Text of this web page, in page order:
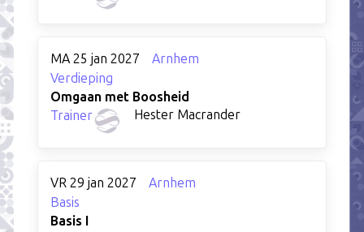
MA 25 jan 2027
Arnhem
Verdieping
Omgaan met Boosheid
Trainer
Hester Macrander
VR 29 jan 2027
Arnhem
Basis
Basis I